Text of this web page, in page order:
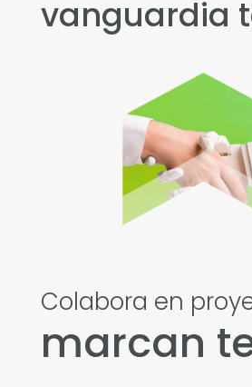
vanguardia
Colabora en
marcan